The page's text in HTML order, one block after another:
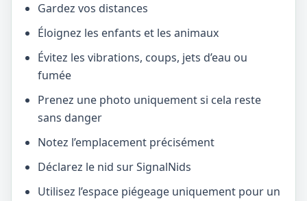
Gardez vos distances
Éloignez les enfants et les animaux
Évitez les vibrations, coups, jets d’eau ou
fumée
Prenez une photo uniquement si cela reste
sans danger
Notez l’emplacement précisément
Déclarez le nid sur SignalNids
Utilisez l’espace piégeage uniquement pour un